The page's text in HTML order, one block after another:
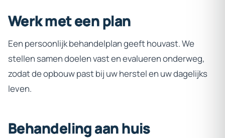
Werkmeteenplan
Een persoonlijk behandelplan geeft houvast. We
stellen samen doelen vast en evalueren onderweg,
zodat de opbouw past bij uw herstel en uw dagelijks
leven.
Behandelingaanhuis